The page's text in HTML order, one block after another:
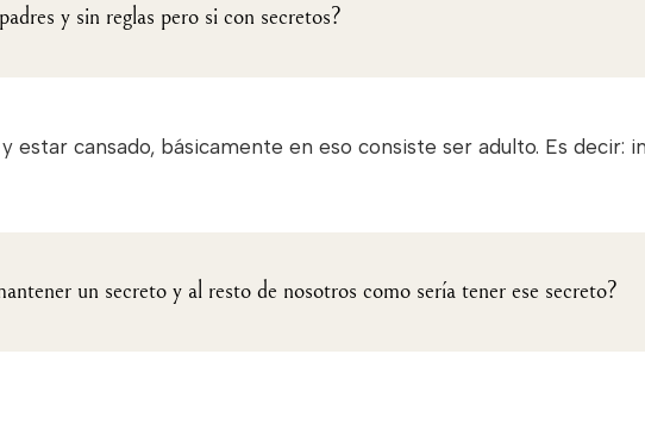
y sin reglas pero si con secretos?
estar cansado, básicamente en eso consiste ser adulto. Es decir:
un secreto y al resto de nosotros como sería tener ese secreto?